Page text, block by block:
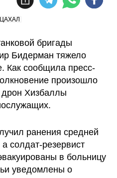
ЦАХАЛ
бригады
Бидерман тяжело
Как сообщила пресс-
произошло
Хизбаллы
ранения средней
солдат-резервист
в больницу
уведомлены о